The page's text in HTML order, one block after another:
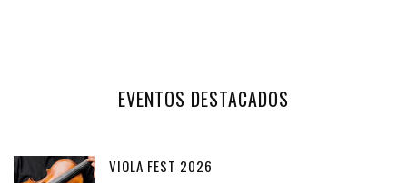
EVENTOS DESTACADOS
VIOLA FEST 2026